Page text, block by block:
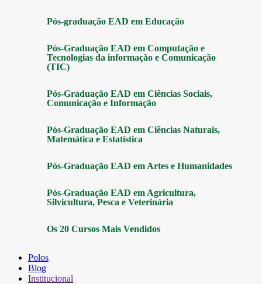
Pós-graduação EAD em Educação
Pós-Graduação EAD em Computação e
Tecnologias da informação e Comunicação
(TIC)
Pós-Graduação EAD em Ciências Sociais,
Comunicação e Informação
Pós-Graduação EAD em Ciências Naturais,
Matemática e Estatística
Pós-Graduação EAD em Artes e Humanidades
Pós-Graduação EAD em Agricultura,
Silvicultura, Pesca e Veterinária
Os 20 Cursos Mais Vendidos
Polos
Blog
Institucional